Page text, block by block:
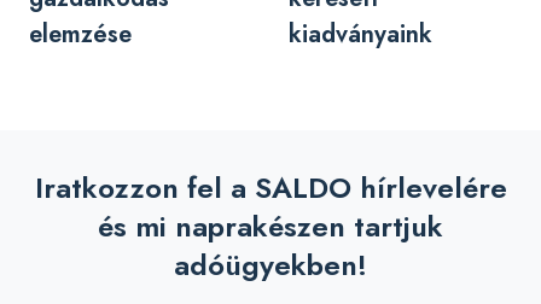
elemzése
kiadványaink
Iratkozzon fel a SALDO hírlevelére
és mi naprakészen tartjuk
adóügyekben!